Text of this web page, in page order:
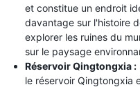
et constitue un endroit
davantage sur l'histoire
explorer les ruines du
sur le paysage
Réservoir Qingtongxia :
le réservoir Qingtongxia